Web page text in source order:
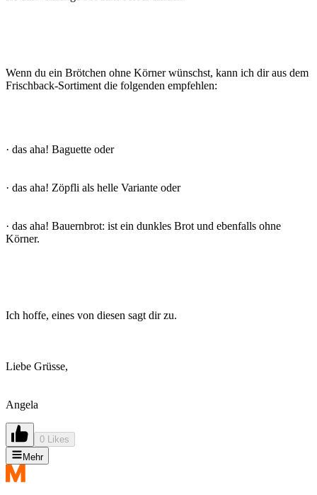
Wenn du ein Brötchen ohne Körner wünschst, kann ich dir aus dem
Frischback-Sortiment die folgenden empfehlen:
· das aha! Baguette oder
· das aha! Zöpfli als helle Variante oder
· das aha! Bauernbrot: ist ein dunkles Brot und ebenfalls ohne
Körner.
Ich hoffe, eines von diesen sagt dir zu.
Liebe Grüsse,
Angela
0 Likes
Mehr